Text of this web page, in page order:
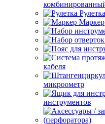
Рулетка
Маркер
кабеля
микроометр
инструментов